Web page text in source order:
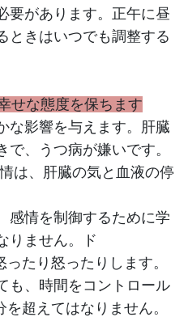
要があります。正午に昼
ときはいつでも調整する
せな態度を保ちます
な影響を与えます。肝臓
、うつ病が嫌いです。
は、肝臓の気と血液の停
感情を制御するために学
りません。ド
たり怒ったりします。
も、時間をコントロール
超えてはなりません。